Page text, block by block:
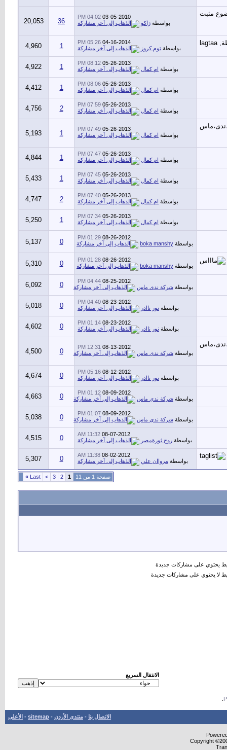
03-05-2010
04:02 PM
بواسطة زاكو 36
20,053
04-16-2014
05:26 PM
بواسطة توم كروز 1
4,960
05-26-2013
08:12 PM
بواسطة ام كمال 1
4,922
05-26-2013
08:06 PM
بواسطة ام كمال 1
4,412
05-26-2013
07:59 PM
بواسطة ام كمال 2
4,756
05-26-2013
07:49 PM
بواسطة ام كمال 1
5,193
05-26-2013
07:47 PM
بواسطة ام كمال 1
4,844
05-26-2013
07:45 PM
بواسطة ام كمال 1
5,433
05-26-2013
07:40 PM
بواسطة ام كمال 2
4,747
05-26-2013
07:34 PM
بواسطة ام كمال 1
5,250
08-26-2012
01:29 PM
بواسطة boka manshy
0
5,137
08-26-2012
01:28 PM
بواسطة boka manshy
0
5,310
08-25-2012
04:44 PM
بواسطة شركة ندى ماس 0
6,092
08-23-2012
04:40 PM
بواسطة نور ناادر 0
5,018
08-23-2012
01:14 PM
بواسطة نور ناادر 0
4,602
08-13-2012
12:31 PM
بواسطة شركة ندى ماس 0
4,500
08-12-2012
05:16 PM
بواسطة نور ناادر 0
4,674
08-09-2012
01:12 PM
بواسطة شركة ندى ماس 0
4,663
08-09-2012
01:07 PM
بواسطة شركة ندى ماس 0
5,038
08-07-2012
11:32 AM
بواسطة روح ثورةمصر 0
4,515
08-02-2012
11:38 AM
بواسطة مرواان علي 0
5,307
صفحة 1 من 11 1
2
3
>
Last
»
يحتوي على مشاركات جديدة
لا يحتوي على مشاركات جديدة
الانتقال السريع
الاتصال بنا - منتدى الأردن -
sitemap
- الأعلى
Copyright